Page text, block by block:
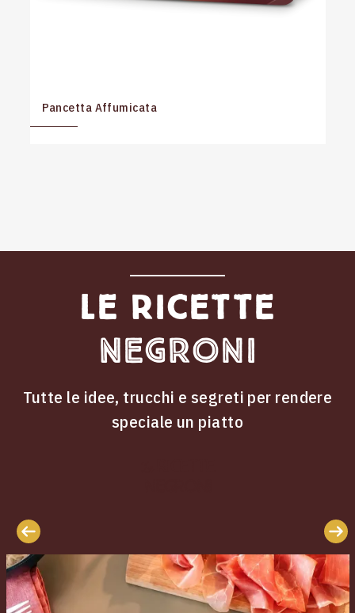
Pancetta Affumicata
Le ricette
Negroni
Tutte le idee, trucchi e segreti per rendere
speciale un piatto